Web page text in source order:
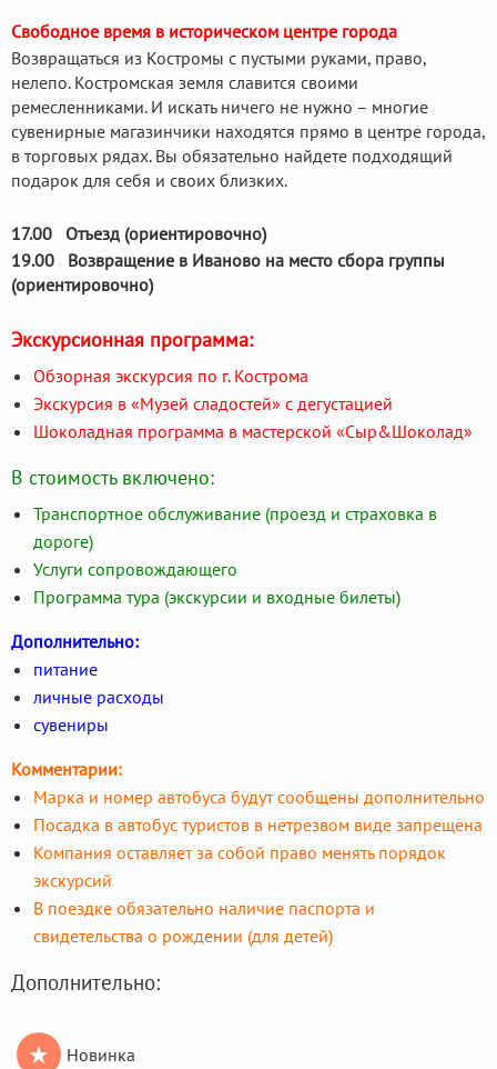
Свободное время в историческом центре города
Возвращаться из Костромы с пустыми руками, право,
нелепо. Костромская земля славится своими
ремесленниками. И искать ничего не нужно – многие
сувенирные магазинчики находятся прямо в центре города,
в торговых рядах. Вы обязательно найдете подходящий
подарок для себя и своих близких.
17.00 Отъезд (ориентировочно)
19.00 Возвращение в Иваново на место сбора группы
(ориентировочно)
Экскурсионная программа:
Обзорная экскурсия по г. Кострома
Экскурсия в «Музей сладостей» с дегустацией
Шоколадная программа в мастерской «Cыр&Шоколад»
В стоимость включено:
Транспортное обслуживание (проезд и страховка в
дороге)
Услуги сопровождающего
Программа тура (экскурсии и входные билеты)
Дополнительно:
питание
личные расходы
сувениры
Комментарии:
Марка и номер автобуса будут сообщены дополнительно
Посадка в автобус туристов в нетрезвом виде запрещена
Компания оставляет за собой право менять порядок
экскурсий
В поездке обязательно наличие паспорта и
свидетельства о рождении (для детей)
Дополнительно:
★ Новинка